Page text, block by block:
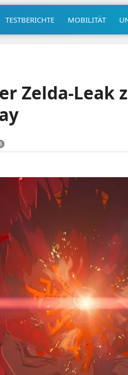
TESTBERICHTE MOBILITÄT
Zelda-Leak